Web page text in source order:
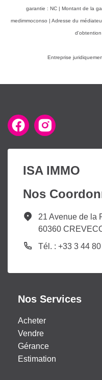
garantie : NC | Montant de la
medimmoconso | Adresse du
Entreprise
ISA IMMO
Nos
21 Avenue de la
60360
Tél. : +33 3 44
Nos Services
Acheter
Vendre
Gérance
Estimation